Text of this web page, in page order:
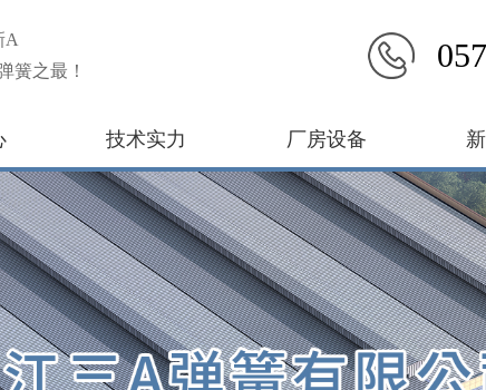
A
簧之最！
技术实力 厂房设备